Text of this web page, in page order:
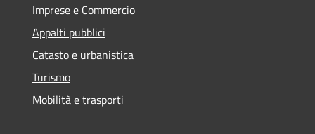
Imprese e Commercio
Appalti pubblici
Catasto e urbanistica
Turismo
Mobilità e trasporti